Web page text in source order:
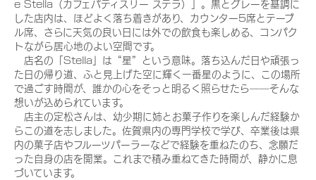
e Stella（カフェパティスリー ステラ）」。黒とグレーを基調に
した店内は、ほどよく落ち着きがあり、カウンター5席とテーブ
ル席、さらに天気の良い日には外での飲食も楽しめる、コンパク
トながら居心地のよい空間です。
店名の「Stella」は“星”という意味。落ち込んだ日や頑張っ
た日の帰り道、ふと見上げた空に輝く一番星のように、この場所
で過ごす時間が、誰かの心をそっと明るく照らせたら――そんな
想いが込められています。
店主の定松さんは、幼少期に姉とお菓子作りを楽しんだ経験か
らこの道を志しました。佐賀県内の専門学校で学び、卒業後は県
内の菓子店やフルーツパーラーなどで経験を重ねたのち、念願だ
った自身の店を開業。これまで積み重ねてきた時間が、静かに息
づいています。